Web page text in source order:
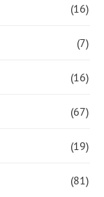
(16)
(7)
(16)
(67)
(19)
(81)